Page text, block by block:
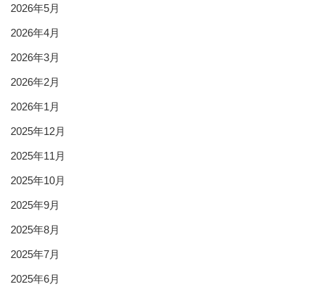
2026年5月
2026年4月
2026年3月
2026年2月
2026年1月
2025年12月
2025年11月
2025年10月
2025年9月
2025年8月
2025年7月
2025年6月